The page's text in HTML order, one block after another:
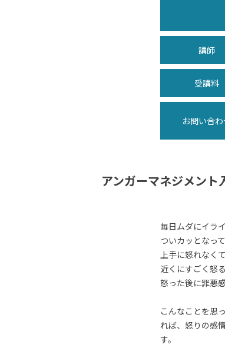
講師
受講料
お問い合わ
アンガーマネジメント
毎日ムダにイラ
ついカッとなっ
上手に怒れなく
近くにすごく怒
怒った後に罪悪
こんなことを思
れば、怒りの感
す。